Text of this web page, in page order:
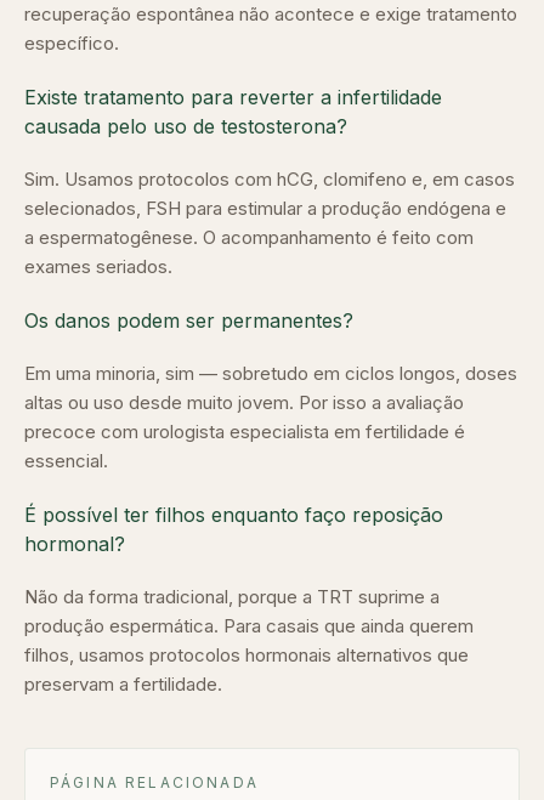
recuperação espontânea não acontece e exige tratamento
específico.
Existe tratamento para reverter a infertilidade
causada pelo uso de testosterona?
Sim. Usamos protocolos com hCG, clomifeno e, em casos
selecionados, FSH para estimular a produção endógena e
a espermatogênese. O acompanhamento é feito com
exames seriados.
Os danos podem ser permanentes?
Em uma minoria, sim — sobretudo em ciclos longos, doses
altas ou uso desde muito jovem. Por isso a avaliação
precoce com urologista especialista em fertilidade é
essencial.
É possível ter filhos enquanto faço reposição
hormonal?
Não da forma tradicional, porque a TRT suprime a
produção espermática. Para casais que ainda querem
filhos, usamos protocolos hormonais alternativos que
preservam a fertilidade.
PÁGINA RELACIONADA